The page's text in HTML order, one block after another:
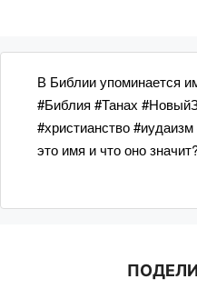
В Библии упоминается
#Библия #Танах
#христианство
это имя и что оно